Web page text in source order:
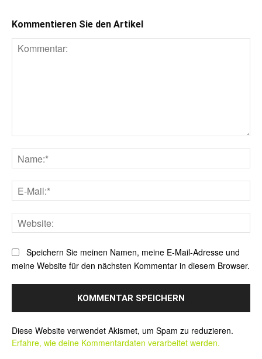
Kommentieren Sie den Artikel
Speichern Sie meinen Namen, meine E-Mail-Adresse und
meine Website für den nächsten Kommentar in diesem Browser.
Diese Website verwendet Akismet, um Spam zu reduzieren.
Erfahre, wie deine Kommentardaten verarbeitet werden.